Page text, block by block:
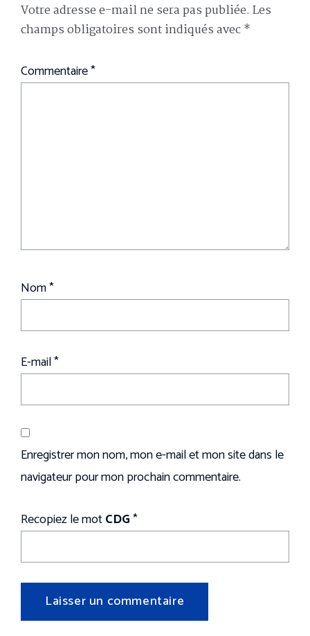
Votre adresse e-mail ne sera pas publiée. Les
champs obligatoires sont indiqués avec*
Commentaire*
Nom*
E-mail*
Enregistrer mon nom, mon e-mail et mon site dans le
navigateur pour mon prochain commentaire.
Recopiez le motCDG*